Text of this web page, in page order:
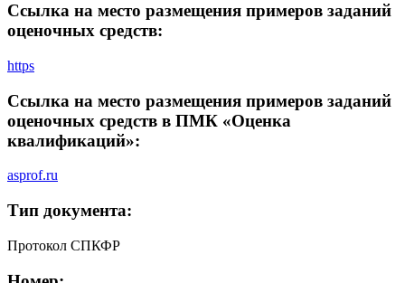
Ссылка на место размещения примеров заданий
оценочных средств:
https
Ссылка на место размещения примеров заданий
оценочных средств в ПМК «Оценка
квалификаций»:
asprof.ru
Тип документа:
Протокол СПКФР